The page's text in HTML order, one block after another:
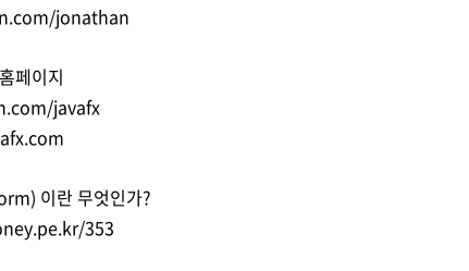
jonathan
페이지
javafx
이란 무엇인가?
353